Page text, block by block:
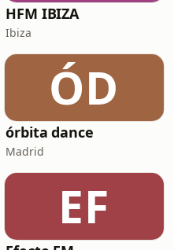
HFM IBIZA
Ibiza
ÓD
órbita dance
Madrid
EF